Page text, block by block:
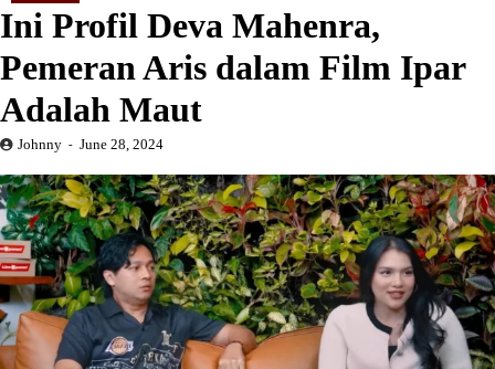
Ini Profil Deva Mahenra,
Pemeran Aris dalam Film Ipar
Adalah Maut
Johnny June 28, 2024